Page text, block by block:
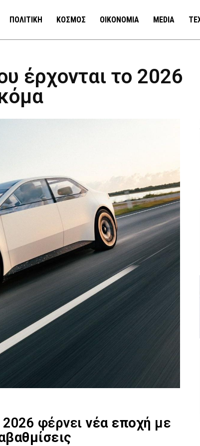
ΠΟΛΙΤΙΚΗ ΚΟΣΜΟΣ ΟΙΚΟΝΟΜΙΑ MEDIA
έρχονται το 2026
2026 φέρνεινέα εποχή με